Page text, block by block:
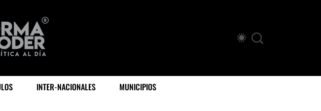
INTER-NACIONALES
MUNICIPIOS